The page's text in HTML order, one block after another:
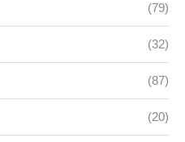
(79)
(32)
(87)
(20)